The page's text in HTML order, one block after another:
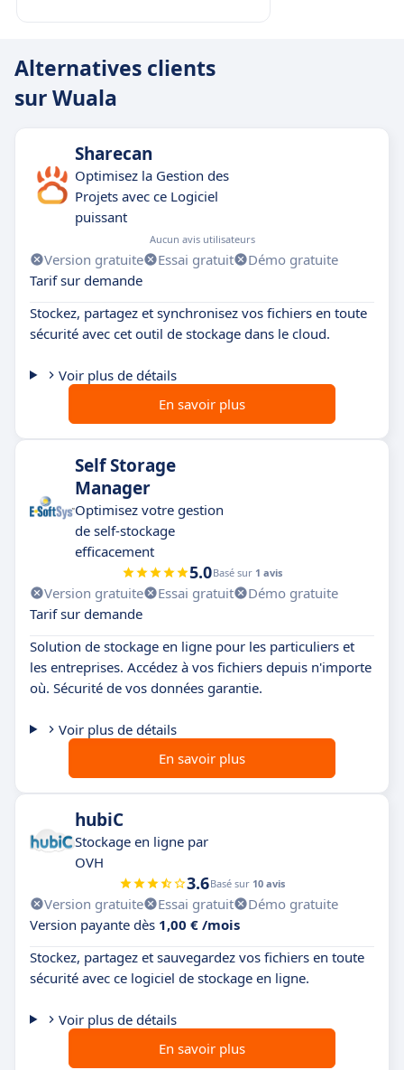
Alternatives clients
sur Wuala
Sharecan
Optimisez la Gestion des
Projets avec ce Logiciel
puissant
Aucun avis utilisateurs
Version gratuite Essai gratuit
Démo gratuite
Tarif sur demande
Stockez, partagez et synchronisez vos fichiers en toute
sécurité avec cet outil de stockage dans le cloud.
Voir plus de détails
En savoir plus
Self Storage
Manager
Optimisez votre gestion
de self-stockage
efficacement
5.0Basé sur 1 avis
Version gratuite Essai gratuit
Démo gratuite
Tarif sur demande
Solution de stockage en ligne pour les particuliers et
les entreprises. Accédez à vos fichiers depuis n'importe
où. Sécurité de vos données garantie.
Voir plus de détails
En savoir plus
hubiC
Stockage en ligne par
OVH
3.6Basé sur 10 avis
Version gratuite Essai gratuit
Démo gratuite
Version payante dès 1,00 € /mois
Stockez, partagez et sauvegardez vos fichiers en toute
sécurité avec ce logiciel de stockage en ligne.
Voir plus de détails
En savoir plus